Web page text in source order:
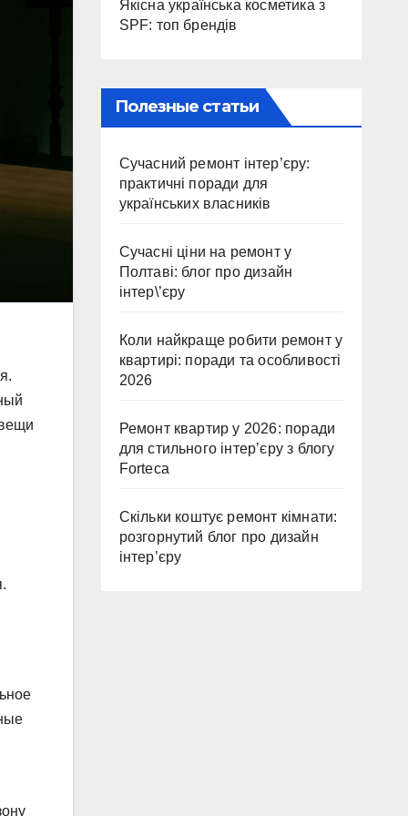
Якісна українська косметика з
SPF: топ брендів
Полезные статьи
Сучасний ремонт інтер’єру:
практичні поради для
українських власників
Сучасні ціни на ремонт у
Полтаві: блог про дизайн
інтер\’єру
Коли найкраще робити ремонт у
квартирі: поради та особливості
2026
Ремонт квартир у 2026: поради
для стильного інтер’єру з блогу
Forteca
Скільки коштує ремонт кімнати:
розгорнутий блог про дизайн
інтер’єру